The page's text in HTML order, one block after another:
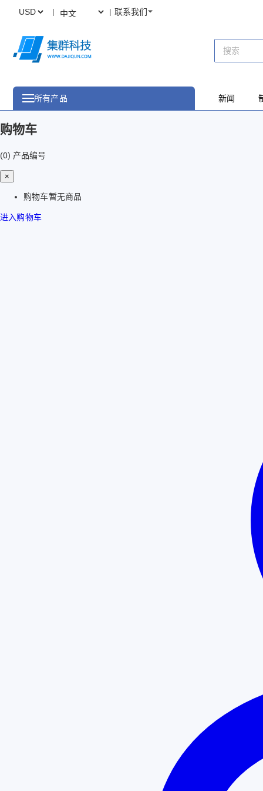
联系我们
所有产品 新闻
购物车
(0) 产品编号
×
购物车暂无商品
进入购物车